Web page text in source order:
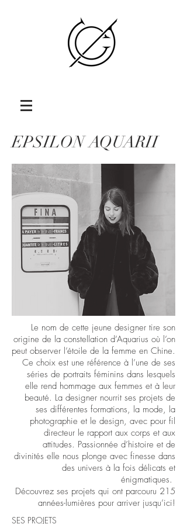
EPSILON AQUARII
Le nom de cette jeune designer tire son
origine de la constellation d’Aquarius où l’on
peut observer l’étoile de la femme en Chine.
Ce choix est une référence à l’une de ses
séries de portraits féminins dans lesquels
elle rend hommage aux femmes et à leur
beauté. La designer nourrit ses projets de
ses différentes formations, la mode, la
photographie et le design, avec pour fil
directeur le rapport aux corps et aux
attitudes. Passionnée d’histoire et de
divinités elle nous plonge avec finesse dans
des univers à la fois délicats et
énigmatiques.
Découvrez ses projets qui ont parcouru 215
années-lumières pour arriver jusqu’ici!
SES PROJETS